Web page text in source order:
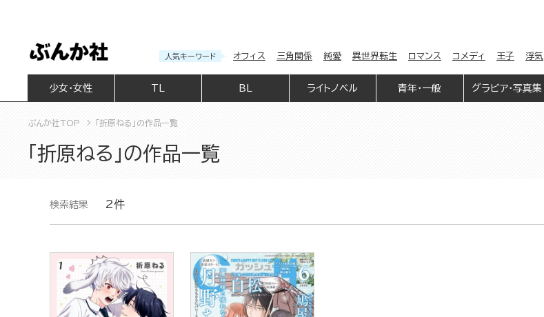
人気キーワード オフィス 三角関係 純愛 異世界転生 ロマンス コメディ 王子 浮気
少女・女性 BL ライトノベル 青年・一般 グラビア・写真集
ぶんか社TOP 「折原ねる」の作品一覧
「折原ねる」の作品一覧
検索結果 2件